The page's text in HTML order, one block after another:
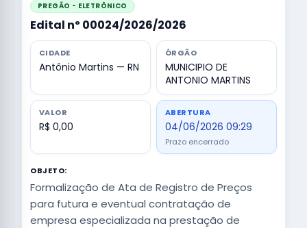
PREGÃO - ELETRÔNICO
Edital nº 00024/2026/2026
CIDADE
Antônio Martins — RN
ÓRGÃO
MUNICIPIO DE
ANTONIO MARTINS
VALOR
R$ 0,00
ABERTURA
04/06/2026 09:29
Prazo encerrado
OBJETO:
Formalização de Ata de Registro de Preços
para futura e eventual contratação de
empresa especializada na prestação de